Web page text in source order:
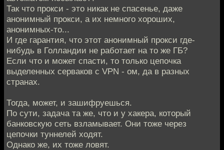
Так что прокси - это никак не спасенье, даже
анонимный прокси, а их немного хороших,
анонимных-то...
И где гарантия, что этот анонимный прокси где-
нибудь в Голландии не работает на то же ГБ?
Если что и может спасти, то только цепочка
выделенных серваков с VPN - ом, да в разных
странах.
Тогда, может, и зашифруешься.
По сути, задача та же, что и у хакера, который
банковскую сеть взламывает. Они тоже через
цепочки туннелей ходят.
Однако же, их тоже ловят.